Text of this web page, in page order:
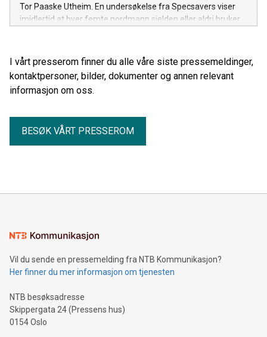
Tor Paaske Utheim. En undersøkelse fra Specsavers viser
imidlertid at hver femte nordmann sjelden eller aldri bruker
I vårt presserom finner du alle våre siste pressemeldinger,
kontaktpersoner, bilder, dokumenter og annen relevant
informasjon om oss.
BESØK VÅRT PRESSEROM
Vil du sende en pressemelding fra NTB Kommunikasjon?
Her finner du mer informasjon om tjenesten
NTB besøksadresse
Skippergata 24 (Pressens hus)
0154 Oslo